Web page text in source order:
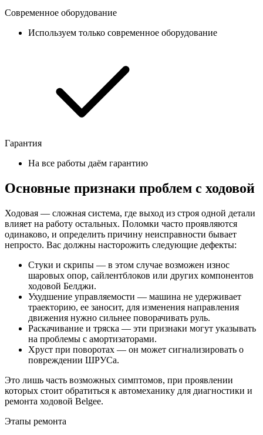
Современное оборудование
Используем только современное оборудование
Гарантия
На все работы даём гарантию
Основные признаки проблем с ходовой
Ходовая — сложная система, где выход из строя одной детали
влияет на работу остальных. Поломки часто проявляются
одинаково, и определить причину неисправности бывает
непросто. Вас должны насторожить следующие дефекты:
Стуки и скрипы — в этом случае возможен износ
шаровых опор, сайлентблоков или других компонентов
ходовой Белджи.
Ухудшение управляемости — машина не удерживает
траекторию, ее заносит, для изменения направления
движения нужно сильнее поворачивать руль.
Раскачивание и тряска — эти признаки могут указывать
на проблемы с амортизаторами.
Хруст при поворотах — он может сигнализировать о
повреждении ШРУСа.
Это лишь часть возможных симптомов, при проявлении
которых стоит обратиться к автомеханику для диагностики и
ремонта ходовой Belgee.
Этапы ремонта